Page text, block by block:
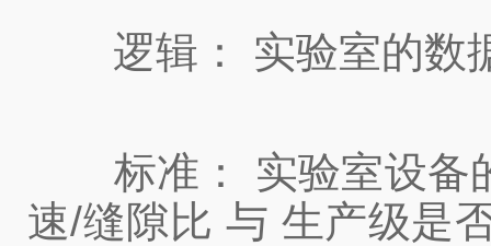
逻辑： 实验室的数
标准： 实验室设备的
速/缝隙比 与 生产级是